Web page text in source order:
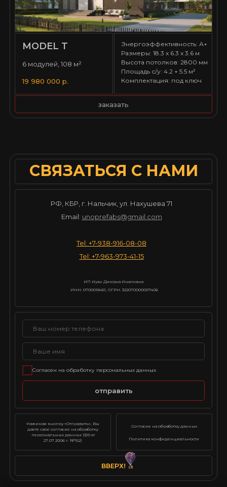
6 модулей, 108 м²
MODEL T
19 980 000 р.
Энергоэффективность: А+
Размеры: 18.3 х 6.3 х 3.6 м
Высота потолков: 2800 мм
Площадь с/у: 4.2 + 5.5 м²
Комплектация: под ключ
заказать
Политика конфиденциальности
ИП Иуан Диссана Иналовна
ИНН: 0700018451, ОГРН: 322070000007406
Нажимая кнопку «Отправить», Вы
даете свое согласие на обработку
персональных данных (ФЗ от
27.07.2006 г. №152)
СВЯЗАТЬСЯ С НАМИ
РФ, КБР, г. Нальчик, ул. Нахушева 71
Email: unoprefabs@gmail.com
Tel: +7-938-916-08-08
Tel: +7-963-973-41-15
Согласие на обработку данных
ВВЕРХ!
Согласен на обработку персональных данных
отправить